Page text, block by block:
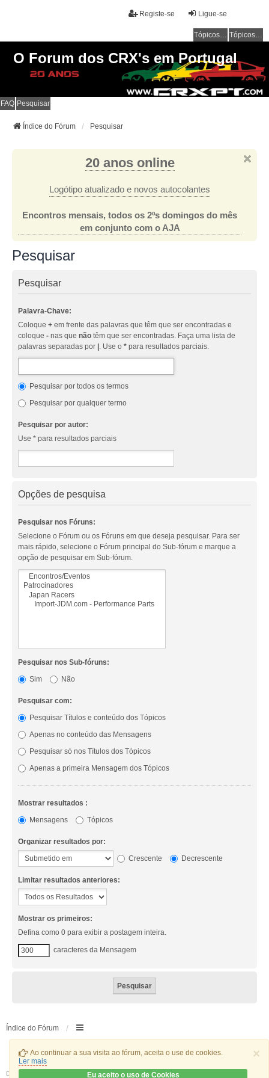
×
Ao continuar a sua visita ao fórum, aceita o use de cookies.
Ler mais
Eu aceito o uso de Cookies
Ligue-se
Registe-se
Tópicos sem resposta Tópicos ativos
O Forum dos CRX's em Portugal
FAQ Pesquisar
Índice do Fórum Pesquisar
20 anos online
Logótipo atualizado e novos autocolantes
Encontros mensais, todos os 2ºs domingos do mês
em conjunto com o AJA
Pesquisar
Pesquisar
Palavra-Chave:
Coloque + em frente das palavras que têm que ser encontradas e
coloque - nas que não têm que ser encontradas. Faça uma lista de
palavras separadas por |. Use o * para resultados parciais.
Pesquisar por todos os termos
Pesquisar por qualquer termo
Pesquisar por autor:
Use * para resultados parciais
Opções de pesquisa
Pesquisar nos Fóruns:
Selecione o Fórum ou os Fóruns em que deseja pesquisar. Para ser
mais rápido, selecione o Fórum principal do Sub-fórum e marque a
opção de pesquisar em Sub-fórum.
Pesquisar nos Sub-fóruns:
Sim
Não
Pesquisar com:
Pesquisar Títulos e conteúdo dos Tópicos
Apenas no conteúdo das Mensagens
Pesquisar só nos Títulos dos Tópicos
Apenas a primeira Mensagem dos Tópicos
Mostrar resultados :
Mensagens
Tópicos
Organizar resultados por:
Crescente
Decrescente
Limitar resultados anteriores:
Mostrar os primeiros:
Defina como 0 para exibir a postagem inteira.
caracteres da Mensagem
Índice do Fórum
Desenvolvido por ® Forum Software © phpBB Limited